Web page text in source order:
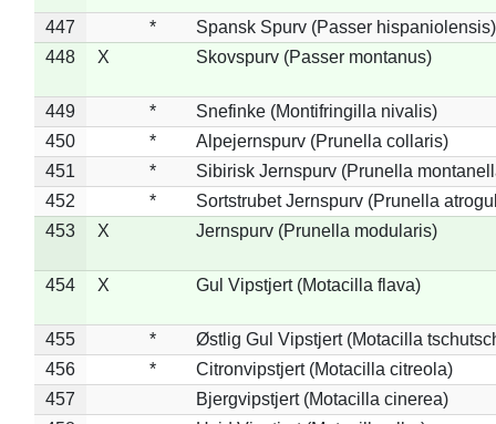
447 *
Spansk Spurv (Passer hispaniolensis)
448
X Skovspurv (Passer montanus)
449 *
Snefinke (Montifringilla nivalis)
450
*
Alpejernspurv (Prunella collaris)
451
*
Sibirisk Jernspurv (Prunella
452
*
Sortstrubet Jernspurv (Prunella
453
X Jernspurv (Prunella modularis)
454 X Gul Vipstjert (Motacilla flava)
455 *
Østlig Gul Vipstjert (Motacilla
456
*
Citronvipstjert (Motacilla citreola)
457
Bjergvipstjert (Motacilla cinerea)